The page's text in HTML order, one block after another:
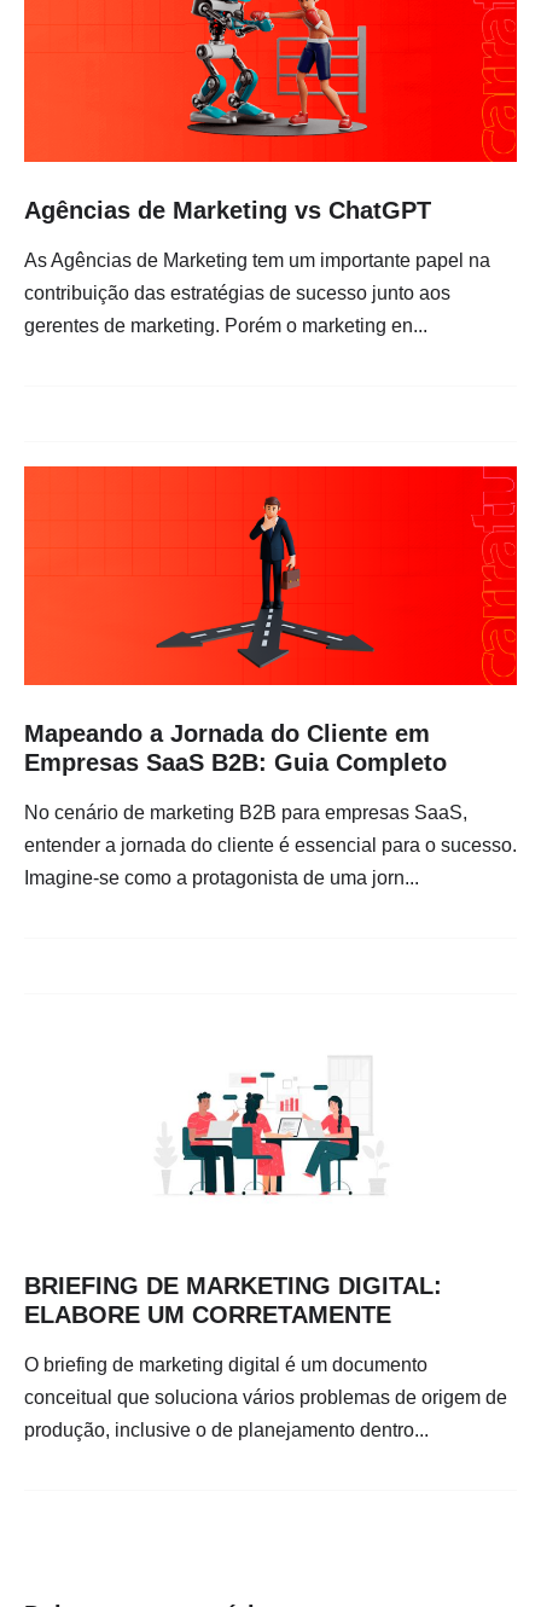
Agências de Marketing vs ChatGPT
As Agências de Marketing tem um importante papel na
contribuição das estratégias de sucesso junto aos
gerentes de marketing. Porém o marketing en...
Mapeando a Jornada do Cliente em
Empresas SaaS B2B: Guia Completo
No cenário de marketing B2B para empresas SaaS,
entender a jornada do cliente é essencial para o sucesso.
Imagine-se como a protagonista de uma jorn...
BRIEFING DE MARKETING DIGITAL:
ELABORE UM CORRETAMENTE
O briefing de marketing digital é um documento
conceitual que soluciona vários problemas de origem de
produção, inclusive o de planejamento dentro...